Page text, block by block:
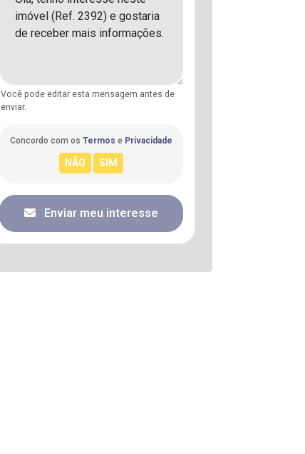
Você pode editar esta mensagem antes de
enviar.
Concordo com os Termos e Privacidade
Enviar meu interesse